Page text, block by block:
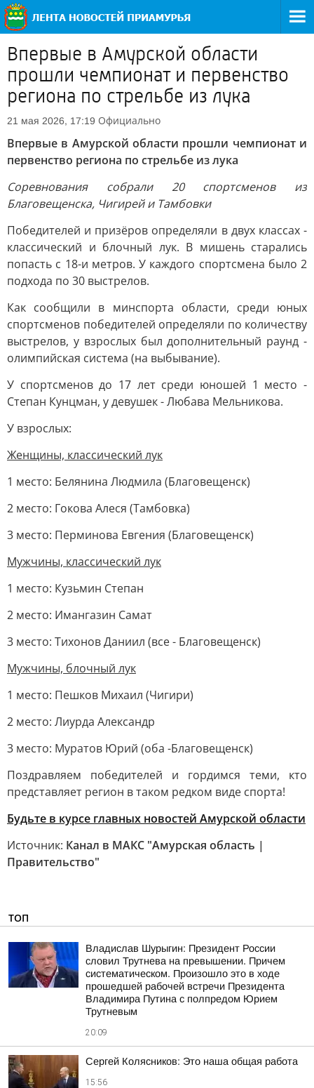
Впервые в Амурской области
прошли чемпионат и первенство
региона по стрельбе из лука
21 мая 2026, 17:19 Официально
Впервые в Амурской области прошли чемпионат и
первенство региона по стрельбе из лука
Соревнования собрали 20 спортсменов из
Благовещенска, Чигирей и Тамбовки
Победителей и призёров определяли в двух классах -
классический и блочный лук. В мишень старались
попасть с 18-и метров. У каждого спортсмена было 2
подхода по 30 выстрелов.
Как сообщили в минспорта области, среди юных
спортсменов победителей определяли по количеству
выстрелов, у взрослых был дополнительный раунд -
олимпийская система (на выбывание).
У спортсменов до 17 лет среди юношей 1 место -
Степан Кунцман, у девушек - Любава Мельникова.
У взрослых:
Женщины, классический лук
1 место: Белянина Людмила (Благовещенск)
2 место: Гокова Алеся (Тамбовка)
3 место: Перминова Евгения (Благовещенск)
Мужчины, классический лук
1 место: Кузьмин Степан
2 место: Имангазин Самат
3 место: Тихонов Даниил (все - Благовещенск)
Мужчины, блочный лук
1 место: Пешков Михаил (Чигири)
2 место: Лиурда Александр
3 место: Муратов Юрий (оба -Благовещенск)
Поздравляем победителей и гордимся теми, кто
представляет регион в таком редком виде спорта!
Будьте в курсе главных новостей Амурской области
Источник: Канал в МАКС "Амурская область |
Правительство"
ТОП
Владислав Шурыгин: Президент России
словил Трутнева на превышении. Причем
систематическом. Произошло это в ходе
прошедшей рабочей встречи Президента
Владимира Путина с полпредом Юрием
Трутневым
20:09
Сергей Колясников: Это наша общая работа
15:56